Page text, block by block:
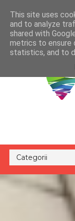
This site uses
and to analyze
shared with
metrics to ensure
statistics, and to